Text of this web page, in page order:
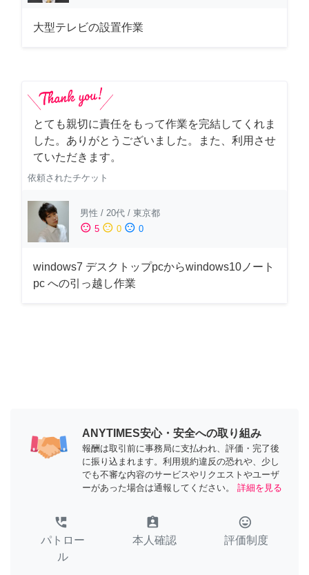
大型テレビの設置作業
とても親切に責任をもって作業を完結してくれま
した。ありがとうございました。また、利用させ
ていただきます。
依頼されたチケット
男性 / 20代 / 東京都
sentiment_satisfied 5 sentiment_neutral 0 sentiment_dissatisfied 0
windows7 デスクトップpcからwindows10ノート
pc への引っ越し作業
ANYTIMES安心・安全への取り組み
報酬は取引前に事務局に支払われ、評価・完了後
に振り込まれます。利用規約違反の恐れや、少し
でも不審な内容のサービスやリクエストやユーザ
ーがあった場合は通報してください。
詳細を見る
perm_phone_msg
パトロー
ル
assignment_ind
本人確認
tag_faces
評価制度